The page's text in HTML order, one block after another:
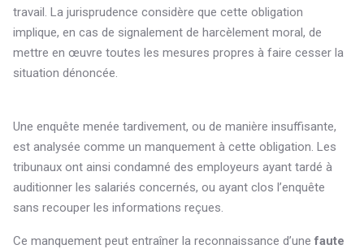
travail. La jurisprudence considère que cette obligation
implique, en cas de signalement de harcèlement moral, de
mettre en œuvre toutes les mesures propres à faire cesser la
situation dénoncée.
Une enquête menée tardivement, ou de manière insuffisante,
est analysée comme un manquement à cette obligation. Les
tribunaux ont ainsi condamné des employeurs ayant tardé à
auditionner les salariés concernés, ou ayant clos l’enquête
sans recouper les informations reçues.
Ce manquement peut entraîner la reconnaissance d’unefaute